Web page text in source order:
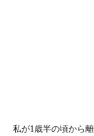
私が1歳半の頃から